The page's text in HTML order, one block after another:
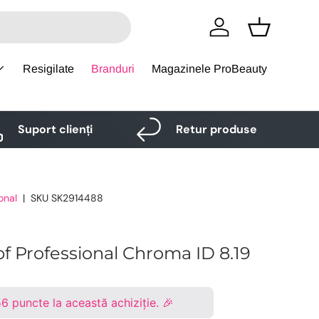
Logare Cos
Resigilate Branduri Magazinele ProBeauty
Suport clienți Retur produse
| SKU SK2914488
Professional Chroma ID 8.19
puncte la această achiziție. 🎉